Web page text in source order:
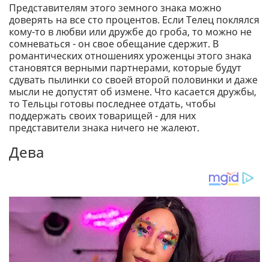
Представителям этого земного знака можно
доверять на все сто процентов. Если Телец поклялся
кому-то в любви или дружбе до гроба, то можно не
сомневаться - он свое обещание сдержит. В
романтических отношениях уроженцы этого знака
становятся верными партнерами, которые будут
сдувать пылинки со своей второй половинки и даже
мысли не допустят об измене. Что касается дружбы,
то Тельцы готовы последнее отдать, чтобы
поддержать своих товарищей - для них
представители знака ничего не жалеют.
Дева